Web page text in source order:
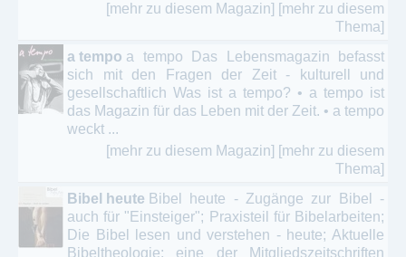
[mehr zu diesem Magazin] [mehr zu diesem
Thema]
a tempo a tempo Das Lebensmagazin befasst
sich mit den Fragen der Zeit - kulturell und
gesellschaftlich Was ist a tempo? • a tempo ist
das Magazin für das Leben mit der Zeit. • a tempo
weckt ...
[mehr zu diesem Magazin] [mehr zu diesem
Thema]
Bibel heute Bibel heute - Zugänge zur Bibel -
auch für "Einsteiger"; Praxisteil für Bibelarbeiten;
Die Bibel lesen und verstehen - heute; Aktuelle
Bibeltheologie; eine der Mitgliedszeitschriften